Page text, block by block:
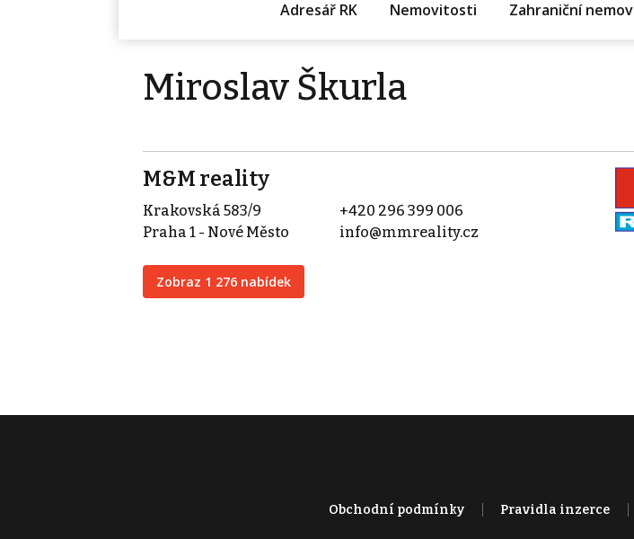
Adresář RK Nemovitosti Zahraniční
Miroslav Škurla
M&M reality
Krakovská 583/9
Praha 1 - Nové Město
Zobraz 1 276 nabídek
+420 296 399 006
info@mmreality.cz
Obchodní podmínky Pravidla inzerce